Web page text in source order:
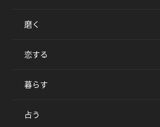
磨く
恋する
暮らす
占う